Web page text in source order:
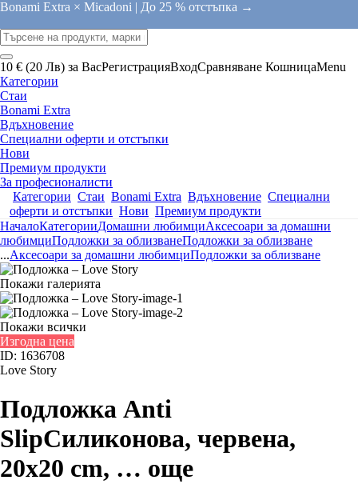
Bonami Extra × Micadoni | До 25 % отстъпка →
10 € (20 Лв) за ВасРегистрацияВходСравняване КошницаMenu
Категории
Стаи
Bonami Extra
Вдъхновение
Специални оферти и отстъпки
Нови
Премиум продукти
За професионалисти
Категории Стаи Bonami Extra Вдъхновение Специални
оферти и отстъпки Нови Премиум продукти
НачалоКатегорииДомашни любимциАксесоари за домашни
любимциПодложки за облизванеПодложки за облизване
...Аксесоари за домашни любимциПодложки за облизване
Покажи галерията
Покажи всички
Изгодна цена
ID: 1636708
Love Story
Подложка Anti
SlipСиликонова, червена,
20x20 cm, … още